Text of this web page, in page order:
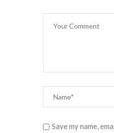
Save my name,